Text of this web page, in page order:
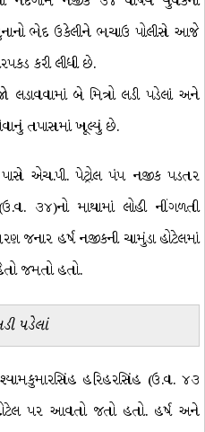
ગુનાનો ભેદ ઉકેલીને ભચાઉ પોલીસે આજે
કરી લીધી છે.
લડાવવામાં બે મિત્રો લડી પડેલાં અને
તપાસમાં ખૂલ્યું છે.
એચ.પી. પેટ્રોલ પંપ નજીક પડતર
૩૪)નો માથામાં લોહી નીંગળતી
જનાર હર્ષ નજીકની ચામુંડા હોટેલમાં
જમતો હતો.
પડેલાં
હરિહરસિંહ (ઉ.વ. ૪૩
પર આવતો જતો હતો. હર્ષ અને